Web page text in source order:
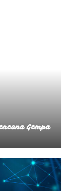
Gempa